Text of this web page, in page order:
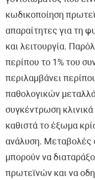
κωδικοποίηση
απαραίτητες για τη
και λειτουργία.
περίπου το 1% του
περιλαμβάνει
παθολογικών
συγκέντρωση
καθιστά το έξωμα
ανάλυση. Μεταβολές
μπορούν να
πρωτεϊνών και να